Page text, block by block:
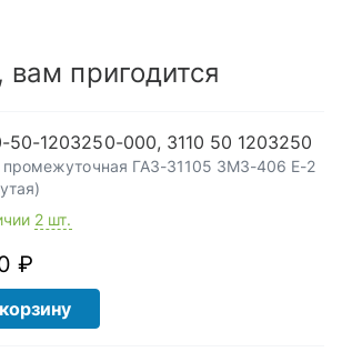
пригодится
50-1203250-000, 3110 50 1203250
промежуточная ГАЗ-31105 ЗМЗ-406 Е-2
2 шт.
₽